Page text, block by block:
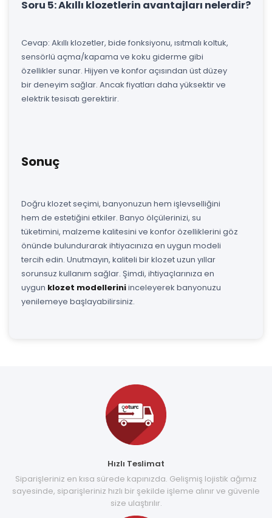
Soru 5: Akıllı klozetlerin avantajları nelerdir?
Cevap: Akıllı klozetler, bide fonksiyonu, ısıtmalı koltuk,
sensörlü açma/kapama ve koku giderme gibi
özellikler sunar. Hijyen ve konfor açısından üst düzey
bir deneyim sağlar. Ancak fiyatları daha yüksektir ve
elektrik tesisatı gerektirir.
Sonuç
Doğru klozet seçimi, banyonuzun hem işlevselliğini
hem de estetiğini etkiler. Banyo ölçülerinizi, su
tüketimini, malzeme kalitesini ve konfor özelliklerini göz
önünde bulundurarak ihtiyacınıza en uygun modeli
tercih edin. Unutmayın, kaliteli bir klozet uzun yıllar
sorunsuz kullanım sağlar. Şimdi, ihtiyaçlarınıza en
uygun klozet modelleriniinceleyerek banyonuzu
yenilemeye başlayabilirsiniz.
Hızlı Teslimat
Siparişleriniz en kısa sürede kapınızda. Gelişmiş lojistik ağımız
sayesinde, siparişleriniz hızlı bir şekilde işleme alınır ve güvenle
size ulaştırılır.